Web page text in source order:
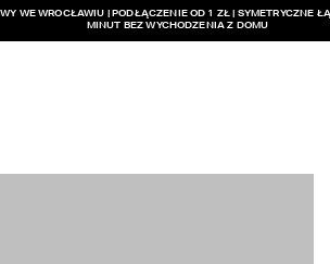
WE WROCŁAWIU | PODŁĄCZENIE OD 1 ZŁ | SYMETRYCZNE
MINUT BEZ WYCHODZENIA Z DOMU